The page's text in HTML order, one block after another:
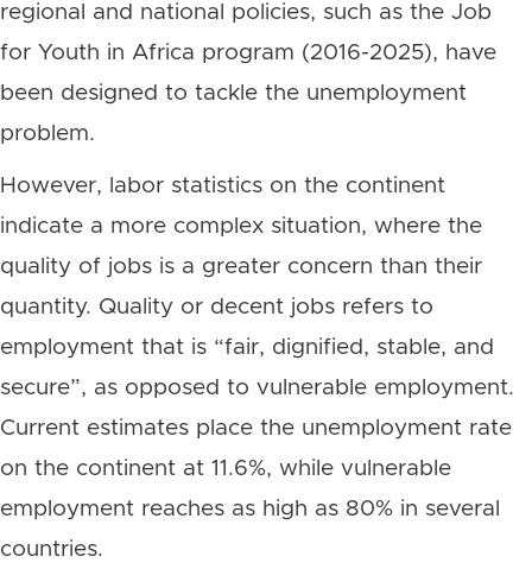
regional and national policies, such as the Job
for Youth in Africa program (2016-2025), have
been designed to tackle the unemployment
problem.
However, labor statistics on the continent
indicate a more complex situation, where the
quality of jobs is a greater concern than their
quantity. Quality or decent jobs refers to
employment that is “fair, dignified, stable, and
secure”, as opposed to vulnerable employment.
Current estimates place the unemployment rate
on the continent at 11.6%, while vulnerable
employment reaches as high as 80% in several
countries.